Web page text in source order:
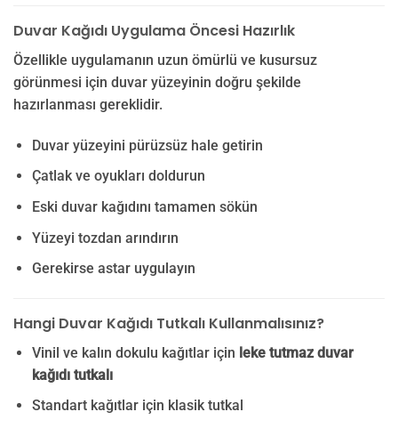
Duvar Kağıdı Uygulama Öncesi Hazırlık
Özellikle uygulamanın uzun ömürlü ve kusursuz
görünmesi için duvar yüzeyinin doğru şekilde
hazırlanması gereklidir.
Duvar yüzeyini pürüzsüz hale getirin
Çatlak ve oyukları doldurun
Eski duvar kağıdını tamamen sökün
Yüzeyi tozdan arındırın
Gerekirse astar uygulayın
Hangi Duvar Kağıdı Tutkalı Kullanmalısınız?
Vinil ve kalın dokulu kağıtlar için leke tutmaz duvar
kağıdı tutkalı
Standart kağıtlar için klasik tutkal